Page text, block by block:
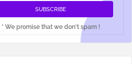
* We promise that we don't spam !